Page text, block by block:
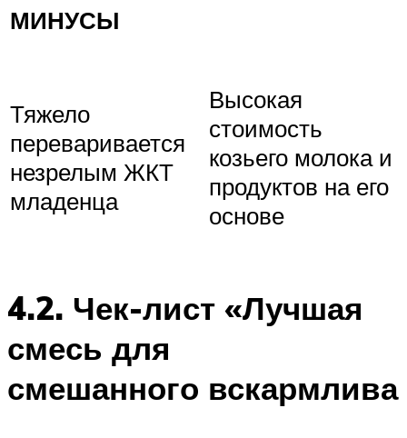
МИНУСЫ
Тяжело
переваривается
незрелым ЖКТ
младенца
Высокая
стоимость
козьего молока и
продуктов на его
основе
4.2. Чек-лист «Лучшая
смесь для
смешанного